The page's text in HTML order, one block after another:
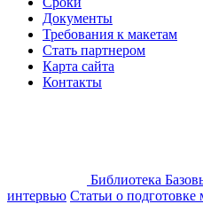
Документы
Требования к макетам
Стать партнером
Карта сайта
Контакты
Библиотека
интервью Статьи о подготовке